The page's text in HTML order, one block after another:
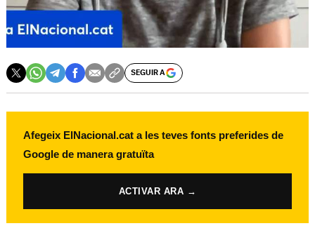
SEGUIR A
Afegeix ElNacional.cat a les teves fonts preferides de
Google de manera gratuïta
ACTIVAR ARA →